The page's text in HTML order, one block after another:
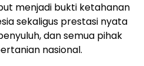
menjadi bukti ketahanan
sekaligus prestasi nyata
dan semua pihak
nasional.